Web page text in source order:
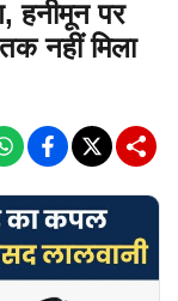
हनीमून पर
नहीं मिला